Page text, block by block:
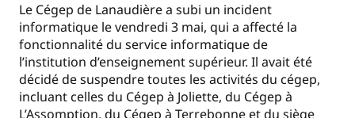
Le Cégep de Lanaudière a subi un incident
informatique le vendredi 3 mai, qui a affecté la
fonctionnalité du service informatique de
l’institution d’enseignement supérieur. Il avait été
décidé de suspendre toutes les activités du cégep,
incluant celles du Cégep à Joliette, du Cégep à
L’Assomption, du Cégep à Terrebonne et du siège